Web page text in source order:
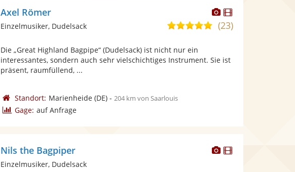
Dieser
Künstler
stellt
bereit.
Dieser
Künstler
Axel Römer
5,0
Sternen
(23)
Einzelmusiker, Dudelsack
Die „Great Highland Bagpipe“ (Dudelsack) ist nicht nur ein
interessantes, sondern auch sehr vielschichtiges Instrument. Sie ist
präsent, raumfüllend, ...
Standort: Marienheide(DE)- 204 km von Saarlouis
Gage: auf Anfrage
DieserDieser
Nils the Bagpiper
Einzelmusiker, Dudelsack